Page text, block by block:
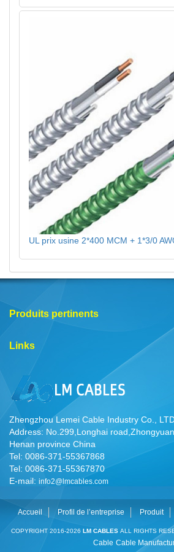
UL prix usine 2*400 MCM + 1*3/0
Produits pertinents
Links
Zhengzhou Lemei Cable Industry Co.,
Address: No.299,Longhai
Henan province China
Tel: 0086-371-55367868
Tel: 0086-371-55367870
E-mail: info2@lmcables.com
Accueil Profil de l’entreprise Produit
COPYRIGHT 2016-2026 LM CABLES ALL RIGHTS
Cable Cable